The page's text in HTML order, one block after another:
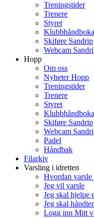
Treningstider
Trenere
Styret
Klubbhåndboka
Skiføre Sandrip
Webcam
Hopp
Om oss
Nyheter Hopp
Treningstider
Trenere
Styret
Klubbhåndboka
Skiføre Sandrip
Webcam
Padel
Håndbak
Filarkiv
Varsling i idretten
Hvordan
Jeg vil varsle
Jeg skal hjelpe
Jeg skal
Logg inn Mitt